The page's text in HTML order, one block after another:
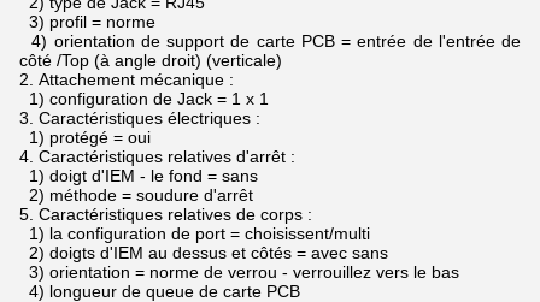
3) profil = norme
4) orientation de support de carte PCB = entrée de l'entrée de
côté /Top (à angle droit) (verticale)
2. Attachement mécanique :
1) configuration de Jack = 1 x 1
3. Caractéristiques électriques :
1) protégé = oui
4. Caractéristiques relatives d'arrêt :
1) doigt d'IEM - le fond = sans
2) méthode = soudure d'arrêt
5. Caractéristiques relatives de corps :
1) la configuration de port = choisissent/multi
2) doigts d'IEM au dessus et côtés = avec sans
3) orientation = norme de verrou - verrouillez vers le bas
4) longueur de queue de carte PCB